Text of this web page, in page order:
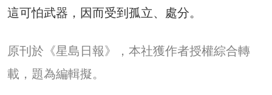
這可怕武器，因而受到孤立、處分。
原刊於《星島日報》，本社獲作者授權綜合轉
載，題為編輯擬。